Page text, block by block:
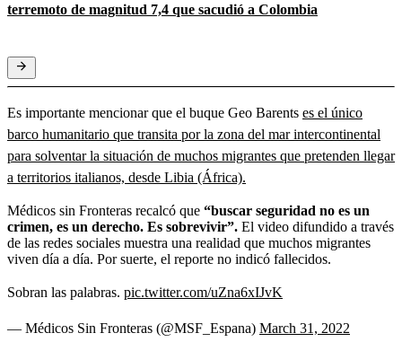
terremoto de magnitud 7,4 que sacudió a Colombia
Es importante mencionar que el buque Geo Barents es el único
barco humanitario que transita por la zona del mar intercontinental
para solventar la situación de muchos migrantes que pretenden llegar
a territorios italianos, desde Libia (África).
Médicos sin Fronteras recalcó que “buscar seguridad no es un
crimen, es un derecho. Es sobrevivir”. El video difundido a través
de las redes sociales muestra una realidad que muchos migrantes
viven día a día. Por suerte, el reporte no indicó fallecidos.
Sobran las palabras. pic.twitter.com/uZna6xIJvK
— Médicos Sin Fronteras (@MSF_Espana) March 31, 2022